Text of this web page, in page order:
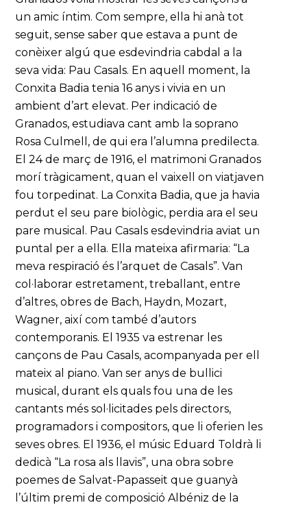
un amic íntim. Com sempre, ella hi anà tot
seguit, sense saber que estava a punt de
conèixer algú que esdevindria cabdal a la
seva vida: Pau Casals. En aquell moment, la
Conxita Badia tenia 16 anys i vivia en un
ambient d’art elevat. Per indicació de
Granados, estudiava cant amb la soprano
Rosa Culmell, de qui era l’alumna predilecta.
El 24 de març de 1916, el matrimoni Granados
morí tràgicament, quan el vaixell on viatjaven
fou torpedinat. La Conxita Badia, que ja havia
perdut el seu pare biològic, perdia ara el seu
pare musical. Pau Casals esdevindria aviat un
puntal per a ella. Ella mateixa afirmaria: “La
meva respiració és l’arquet de Casals”. Van
col·laborar estretament, treballant, entre
d’altres, obres de Bach, Haydn, Mozart,
Wagner, així com també d’autors
contemporanis. El 1935 va estrenar les
cançons de Pau Casals, acompanyada per ell
mateix al piano. Van ser anys de bullici
musical, durant els quals fou una de les
cantants més sol·licitades pels directors,
programadors i compositors, que li oferien les
seves obres. El 1936, el músic Eduard Toldrà li
dedicà “La rosa als llavis”, una obra sobre
poemes de Salvat-Papasseit que guanyà
l’últim premi de composició Albéniz de la